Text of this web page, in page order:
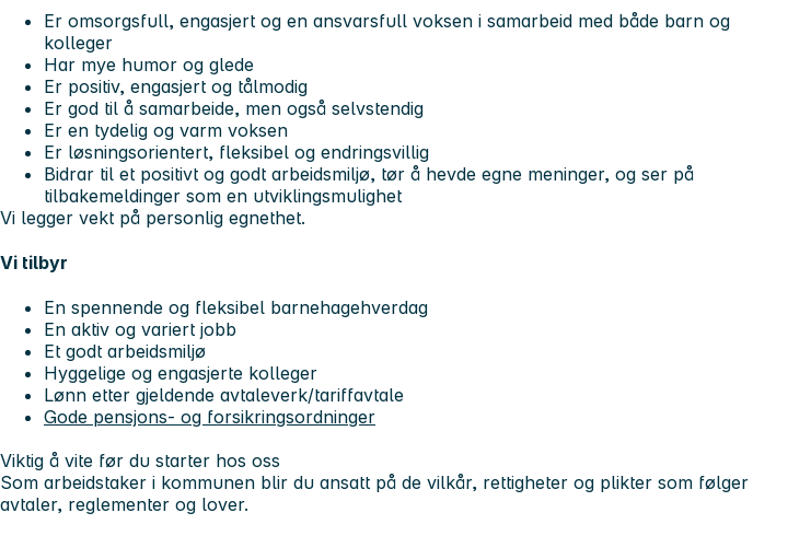
Er omsorgsfull, engasjert og en ansvarsfull voksen i samarbeid med både barn og
kolleger
Har mye humor og glede
Er positiv, engasjert og tålmodig
Er god til å samarbeide, men også selvstendig
Er en tydelig og varm voksen
Er løsningsorientert, fleksibel og endringsvillig
Bidrar til et positivt og godt arbeidsmiljø, tør å hevde egne meninger, og ser på
tilbakemeldinger som en utviklingsmulighet
Vi legger vekt på personlig egnethet.
Vi tilbyr
En spennende og fleksibel barnehagehverdag
En aktiv og variert jobb
Et godt arbeidsmiljø
Hyggelige og engasjerte kolleger
Lønn etter gjeldende avtaleverk/tariffavtale
Gode pensjons- og forsikringsordninger
Viktig å vite før du starter hos oss
Som arbeidstaker i kommunen blir du ansatt på de vilkår, rettigheter og plikter som følger
avtaler, reglementer og lover.